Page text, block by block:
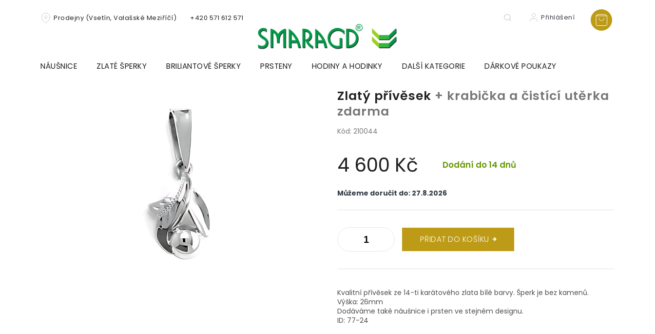
Prodejny (Vsetín, Valašské Meziříčí) +420 571 612 571 Přihlášení
NÁUŠNICE ZLATÉ ŠPERKY BRILIANTOVÉ ŠPERKY PRSTENY HODINY A HODINKY DALŠÍ KATEGORIE DÁRKOVÉ POUKAZY
Zlatý přívěsek + krabička a čistící utěrka
zdarma
Kód: 210044
4 600 Kč Dodání do 14 dnů
cena:
Můžeme doručit do: 27.8.2026
PŘIDAT DO KOŠÍKU
Kvalitní přívěsek ze 14-ti karátového zlata bílé barvy. Šperk je bez kamenů.
Výška: 26mm
Dodáváme také náušnice i prsten ve stejném designu.
ID: 77-24